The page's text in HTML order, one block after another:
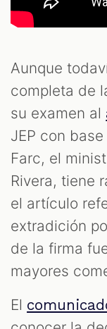
Aunque
completa de
su examen al
JEP con
Farc, el
Rivera, tiene
el artículo
extradición
de la firma
mayores
El